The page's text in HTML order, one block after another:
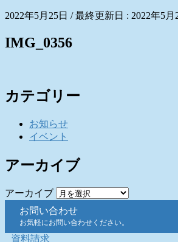
2022年5月25日 / 最終更新日 : 2022年5月
IMG_0356
カテゴリー
お知らせ
イベント
アーカイブ
アーカイブ
お問い合わせ
お気軽にお問い合わせください。
資料請求